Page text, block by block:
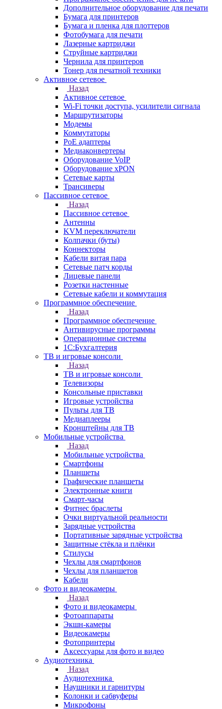
Дополнительное оборудование для печати
Бумага для принтеров
Бумага и пленка для плоттеров
Фотобумага для печати
Лазерные картриджи
Струйные картриджи
Чернила для принтеров
Тонер для печатной техники
Активное сетевое
Назад
Активное сетевое
Wi-Fi точки доступа, усилители сигнала
Маршрутизаторы
Модемы
Коммутаторы
PoE адаптеры
Медиаконвертеры
Оборудование VoIP
Оборудование xPON
Сетевые карты
Трансиверы
Пассивное сетевое
Назад
Пассивное сетевое
Антенны
KVM переключатели
Колпачки (буты)
Коннекторы
Кабели витая пара
Сетевые патч корды
Лицевые панели
Розетки настенные
Сетевые кабели и коммутация
Программное обеспечение
Назад
Программное обеспечение
Антивирусные программы
Операционные системы
1С:Бухгалтерия
ТВ и игровые консоли
Назад
ТВ и игровые консоли
Телевизоры
Консольные приставки
Игровые устройства
Пульты для ТВ
Медиаплееры
Кронштейны для ТВ
Мобильные устройства
Назад
Мобильные устройства
Смартфоны
Планшеты
Графические планшеты
Электронные книги
Смарт-часы
Фитнес браслеты
Очки виртуальной реальности
Зарядные устройства
Портативные зарядные устройства
Защитные стёкла и плёнки
Стилусы
Чехлы для смартфонов
Чехлы для планшетов
Кабели
Фото и видеокамеры
Назад
Фото и видеокамеры
Фотоаппараты
Экшн-камеры
Видеокамеры
Фотопринтеры
Аксессуары для фото и видео
Аудиотехника
Назад
Аудиотехника
Наушники и гарнитуры
Колонки и сабвуферы
Микрофоны